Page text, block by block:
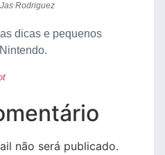
Rodriguez
dicas e pequenos
não será publicado.